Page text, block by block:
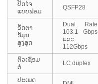
ປັດໄຈ
ແບບຟອມ
QSFP28
ອັດຕາ
ຂໍ້ມູນ
ສູງສຸດ
Dual Rate
103.1 Gbps
ແລະ
112Gbps
ຕົວເຊື່ອມ
ຕໍ່
LC duplex
ປະເພດ